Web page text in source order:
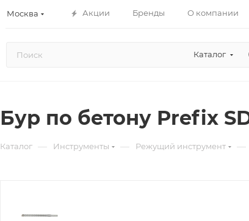
Москва Акции Бренды О компании
Каталог
Бур по бетону Prefix
Каталог — Инструменты — Режущий инструмент —